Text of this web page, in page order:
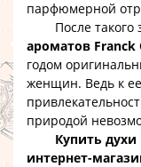
парфюмерной
После такого
ароматов Franck
годом
женщин. Ведь к ее
природой
Купить духи
интернет-